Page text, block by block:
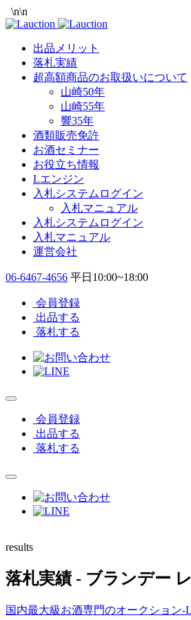
\n\n
出品メリット
落札実績
超高額商品のお取扱いについて
山崎50年
山崎55年
響35年
酒類販売免許
お酒セミナー
お役立ち情報
Lエンジン
入札システムログイン
入札マニュアル
入札システムログイン
入札マニュアル
運営会社
06-6467-4656 平日10:00~18:00
会員登録
出品する
落札する
会員登録
出品する
落札する
results
落札実績- ブランデー
国内最大級お酒専門のオークション-